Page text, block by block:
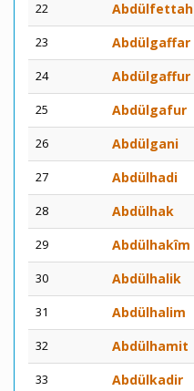
22 Abdülfettah
23 Abdülgaffar
24 Abdülgaffur
25 Abdülgafur
26 Abdülgani
27 Abdülhadi
28 Abdülhak
29 Abdülhakîm
30 Abdülhalik
31 Abdülhalim
32 Abdülhamit
33 Abdülkadir